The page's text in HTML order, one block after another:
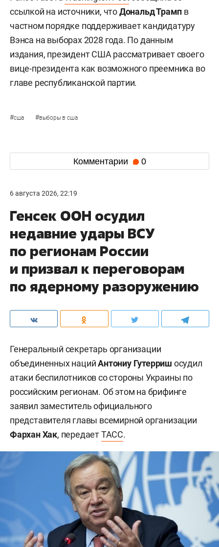
ссылкой на источники, чтоДональд Трамп в
частном порядке поддерживает кандидатуру
Вэнса на выборах 2028 года. По данным
издания, президент США рассматривает своего
вице-президента как возможного преемника во
главе республиканской партии.
#сша #выборы в сша
Комментарии 0
6 августа 2026, 22:19
Генсек ООН осудил
недавние удары ВСУ
по регионам России
и призвал к переговорам
по ядерному разоружению
Генеральный секретарь организации
объединенных нацийАнтониу Гутерриш осудил
атаки беспилотников со стороны Украины по
российским регионам. Об этом на брифинге
заявил заместитель официального
представителя главы всемирной организации
Фархан Хак, передаетТАСС.